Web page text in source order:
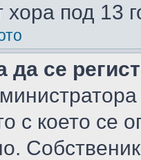
под 13
да се
с което се